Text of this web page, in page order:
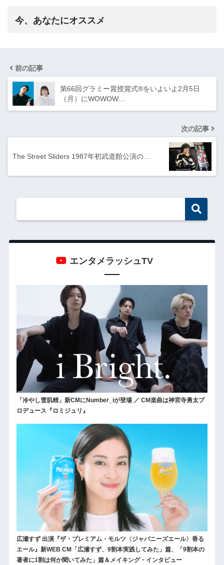
今、あなたにオススメ
前の記事
第66回グラミー賞授賞式®をいよいよ2月5日
（月）にWOWOW…
次の記事
The Street Sliders 1987年初武道館公演の…
エンタメラッシュTV
「冷やし雪肌精」新CMにNumber_iが登場 ／ CM楽曲は神宮寺勇太プ
ロデュース『ロミジュリ』
広瀬すず 出演『ザ・プレミアム・モルツ〈ジャパニーズエール〉香る
エール』新WEB CM「広瀬すず、9割本実践してみた」篇、「9割本の
著者に1割は何か聞いてみた」篇＆メイキング・インタビュー